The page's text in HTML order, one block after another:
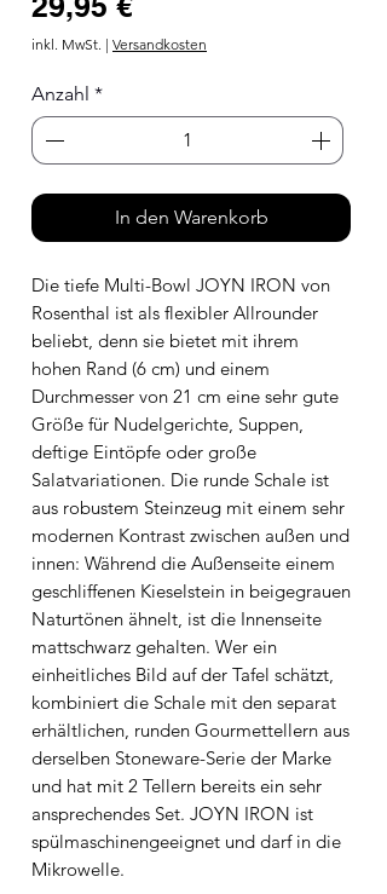
inkl. MwSt. | Versandkosten
Anzahl *
In den Warenkorb
Die tiefe Multi-Bowl JOYN IRON von
Rosenthal ist als flexibler Allrounder
beliebt, denn sie bietet mit ihrem
hohen Rand (6 cm) und einem
Durchmesser von 21 cm eine sehr gute
Größe für Nudelgerichte, Suppen,
deftige Eintöpfe oder große
Salatvariationen. Die runde Schale ist
aus robustem Steinzeug mit einem sehr
modernen Kontrast zwischen außen und
innen: Während die Außenseite einem
geschliffenen Kieselstein in beigegrauen
Naturtönen ähnelt, ist die Innenseite
mattschwarz gehalten. Wer ein
einheitliches Bild auf der Tafel schätzt,
kombiniert die Schale mit den separat
erhältlichen, runden Gourmettellern aus
derselben Stoneware-Serie der Marke
und hat mit 2 Tellern bereits ein sehr
ansprechendes Set. JOYN IRON ist
spülmaschinengeeignet und darf in die
Mikrowelle.